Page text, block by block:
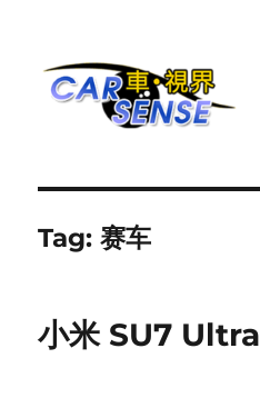
Tag:赛车
小米 SU7 Ultra